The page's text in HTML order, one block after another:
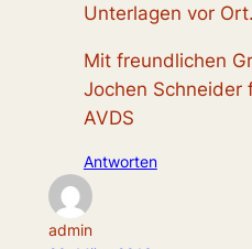
Unterlagen vor Ort.
Mit freundlichen
Jochen Schneider
AVDS
Antworten
admin